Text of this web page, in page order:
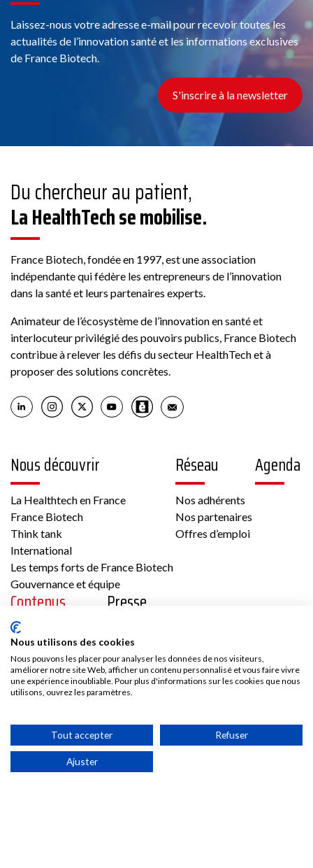
Laissez-nous votre adresse e-mail pour recevoir toutes les
actualités de l’innovation santé et les informations exclusives
de France Biotech.
S'inscrire à la newsletter
Du chercheur au patient,
La HealthTech se mobilise.
France Biotech, fondée en 1997, est une association
indépendante qui fédère les entrepreneurs de l’innovation
dans la santé et leurs partenaires experts.
Animateur de l’écosystème de l’innovation en santé et
interlocuteur privilégié des pouvoirs publics, France Biotech
contribue à relever les défis du secteur HealthTech et à
proposer des solutions concrètes.
Nous découvrir
La Healthtech en France
France Biotech
Think tank
International
Les temps forts de France Biotech
Gouvernance et équipe
Réseau
Nos adhérents
Nos partenaires
Offres d’emploi
Agenda
Contenus
Vidéos
Publications
Presse
Les communiqués France Biotech
Les communiqués des Adhérents
Kit médias
Nous rejoindre
Adhésion
Les avantages d’adhérer à France Biotech
Accès adhérent
Nous utilisons des cookies
Nous pouvons les placer pour analyser les données de nos visiteurs,
améliorer notre site Web, afficher un contenu personnalisé et vous faire vivre
une expérience inoubliable. Pour plus d'informations sur les cookies que nous
utilisons, ouvrez les paramètres.
Tout accepter Refuser
Ajuster